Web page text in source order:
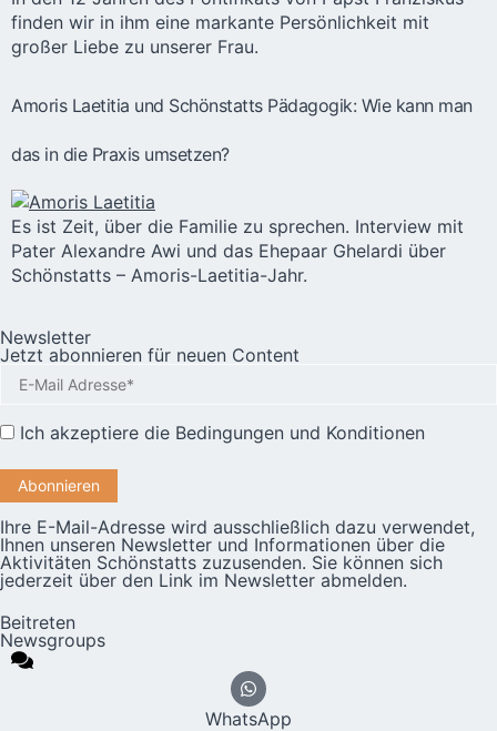
finden wir in ihm eine markante Persönlichkeit mit
großer Liebe zu unserer Frau.
Amoris Laetitia und Schönstatts Pädagogik: Wie kann man
das in die Praxis umsetzen?
Es ist Zeit, über die Familie zu sprechen. Interview mit
Pater Alexandre Awi und das Ehepaar Ghelardi über
Schönstatts – Amoris-Laetitia-Jahr.
Newsletter
Jetzt abonnieren für neuen Content
Ich akzeptiere die Bedingungen und Konditionen
Ihre E-Mail-Adresse wird ausschließlich dazu verwendet,
Ihnen unseren Newsletter und Informationen über die
Aktivitäten Schönstatts zuzusenden. Sie können sich
jederzeit über den Link im Newsletter abmelden.
Beitreten
Newsgroups
WhatsApp